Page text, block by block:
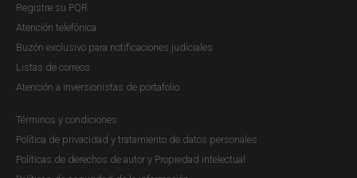
Registre su PQR
Atención telefónica
Buzón exclusivo para notificaciones judiciales
Listas de correos
Atención a inversionistas de portafolio
Términos y condiciones
Política de privacidad y tratamiento de datos personales
Políticas de derechos de autor y Propiedad intelectual